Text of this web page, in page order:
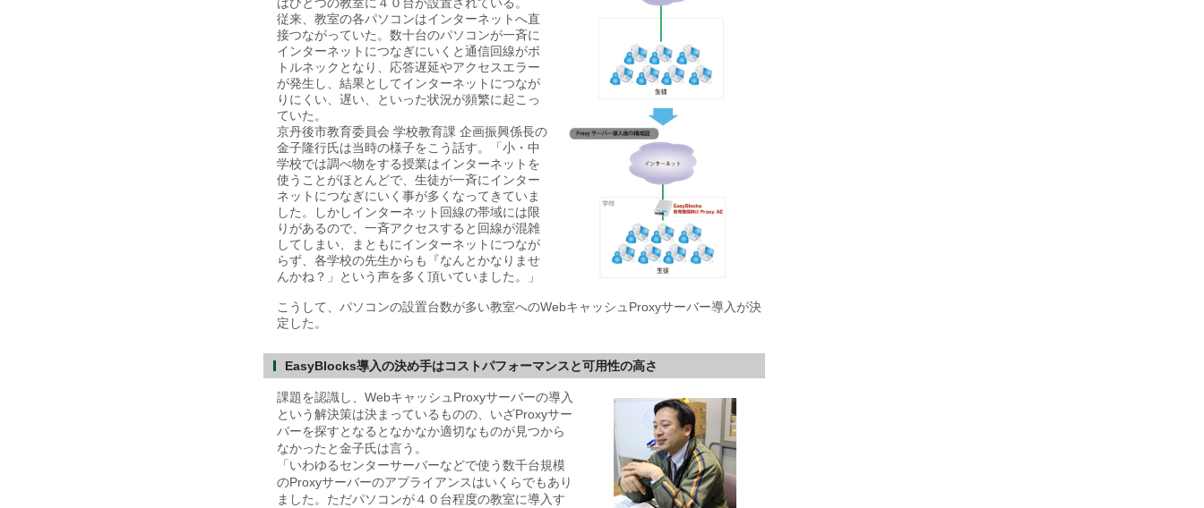
従来、教室の各パソコンはインターネットへ直
接つながっていた。数十台のパソコンが一斉に
インターネットにつなぎにいくと通信回線がボ
トルネックとなり、応答遅延やアクセスエラー
が発生し、結果としてインターネットにつなが
りにくい、遅い、といった状況が頻繁に起こっ
ていた。
京丹後市教育委員会 学校教育課 企画振興係長の
金子隆行氏は当時の様子をこう話す。「小・中
学校では調べ物をする授業はインターネットを
使うことがほとんどで、生徒が一斉にインター
ネットにつなぎにいく事が多くなってきていま
した。しかしインターネット回線の帯域には限
りがあるので、一斉アクセスすると回線が混雑
してしまい、まともにインターネットにつなが
らず、各学校の先生からも『なんとかなりませ
んかね？」という声を多く頂いていました。」
こうして、パソコンの設置台数が多い教室へのWebキャッシュProxyサーバー導入が決
定した。
EasyBlocks導入の決め手はコストパフォーマンスと可用性の高さ
課題を認識し、WebキャッシュProxyサーバーの導入
という解決策は決まっているものの、いざProxyサー
バーを探すとなるとなかなか適切なものが見つから
なかったと金子氏は言う。
「いわゆるセンターサーバーなどで使う数千台規模
のProxyサーバーのアプライアンスはいくらでもあり
ました。ただパソコンが４０台程度の教室に導入す